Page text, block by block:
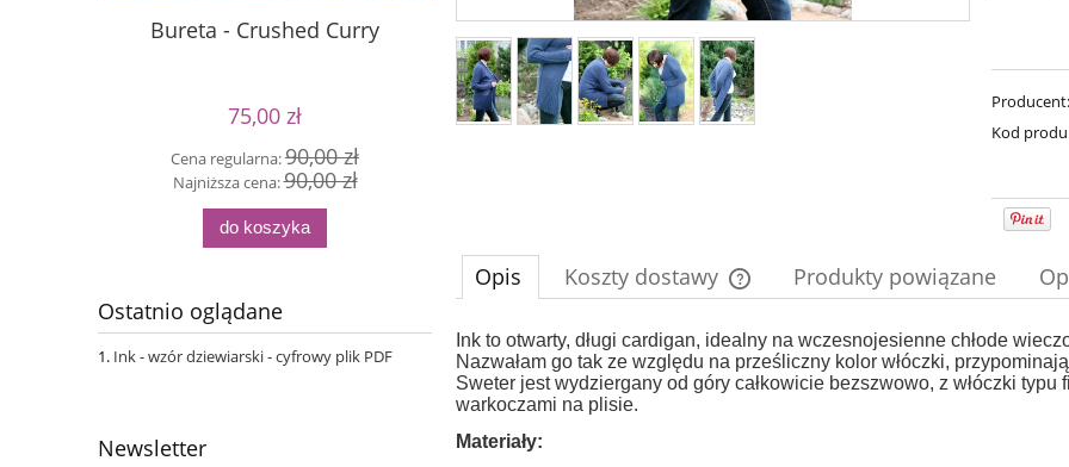
Bureta - Crushed Curry
75,00 zł
Cena regularna:90,00 zł
Najniższa cena:90,00 zł
do koszyka
Simple Sock - 04
54,00 zł
90,00 zł
Ostatnio oglądane
Ink - wzór dziewiarski - cyfrowy plik PDF
Newsletter
Kod
Opis Koszty dostawy
Cena nie zawiera ewentualnych kosztów
płatności
Produkty powiązane
Ink to otwarty, długi cardigan, idealny na wczesnojesienne chłode
Nazwałam go tak ze względu na prześliczny kolor włóczki,
Sweter jest wydziergany od góry całkowicie bezszwowo, z włóczki
warkoczami na plisie.
Materiały: